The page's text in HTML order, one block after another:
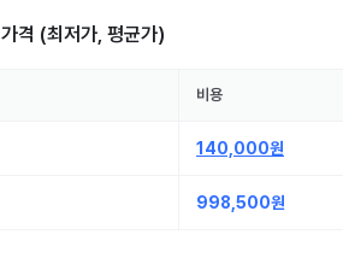
가격 (최저가, 평균가)
비용
140,000원
998,500원